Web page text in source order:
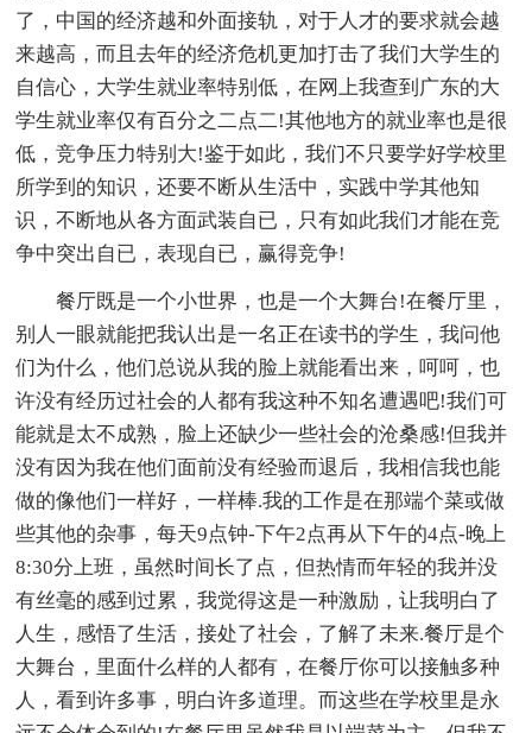
了，中国的经济越和外面接轨，对于人才的要求就会越
来越高，而且去年的经济危机更加打击了我们大学生的
自信心，大学生就业率特别低，在网上我查到广东的大
学生就业率仅有百分之二点二!其他地方的就业率也是很
低，竞争压力特别大!鉴于如此，我们不只要学好学校里
所学到的知识，还要不断从生活中，实践中学其他知
识，不断地从各方面武装自已，只有如此我们才能在竞
争中突出自已，表现自已，赢得竞争!
餐厅既是一个小世界，也是一个大舞台!在餐厅里，
别人一眼就能把我认出是一名正在读书的学生，我问他
们为什么，他们总说从我的脸上就能看出来，呵呵，也
许没有经历过社会的人都有我这种不知名遭遇吧!我们可
能就是太不成熟，脸上还缺少一些社会的沧桑感!但我并
没有因为我在他们面前没有经验而退后，我相信我也能
做的像他们一样好，一样棒.我的工作是在那端个菜或做
些其他的杂事，每天9点钟-下午2点再从下午的4点-晚上
8:30分上班，虽然时间长了点，但热情而年轻的我并没
有丝毫的感到过累，我觉得这是一种激励，让我明白了
人生，感悟了生活，接处了社会，了解了未来.餐厅是个
大舞台，里面什么样的人都有，在餐厅你可以接触多种
人，看到许多事，明白许多道理。而这些在学校里是永